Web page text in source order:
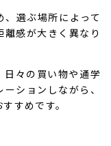
選ぶ場所によって
感が大きく異なり
日々の買い物や通学
ションしながら、
すめです。